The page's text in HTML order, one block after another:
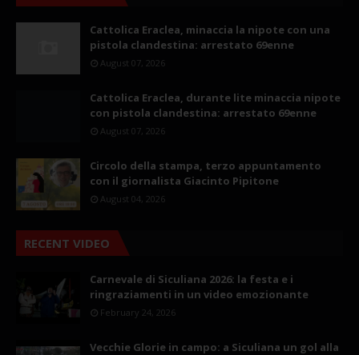
Cattolica Eraclea, minaccia la nipote con una
pistola clandestina: arrestato 69enne
August 07, 2026
Cattolica Eraclea, durante lite minaccia nipote
con pistola clandestina: arrestato 69enne
August 07, 2026
Circolo della stampa, terzo appuntamento
con il giornalista Giacinto Pipitone
August 04, 2026
RECENT VIDEO
Carnevale di Siculiana 2026: la festa e i
ringraziamenti in un video emozionante
February 24, 2026
Vecchie Glorie in campo: a Siculiana un gol alla